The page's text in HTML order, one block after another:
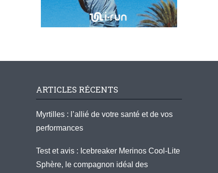
ARTICLES RÉCENTS
Myrtilles : l’allié de votre santé et de vos
performances
Test et avis : Icebreaker Merinos Cool-Lite
Sphère, le compagnon idéal des